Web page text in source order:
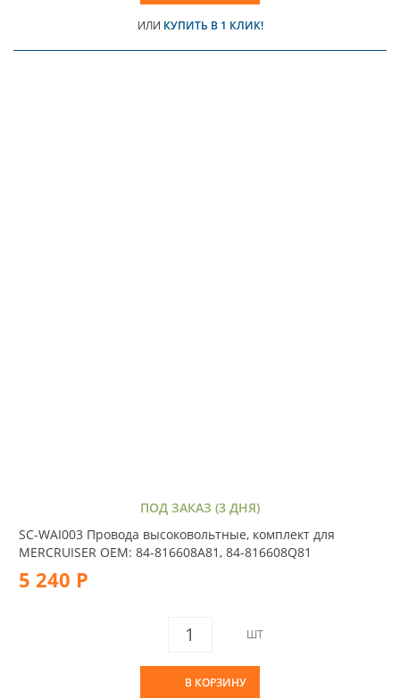
ИЛИ КУПИТЬ В 1 КЛИК!
ПОД ЗАКАЗ (3 ДНЯ)
SC-WAI003 Провода высоковольтные, комплект для
MERCRUISER OEM: 84-816608A81, 84-816608Q81
5 240 Р
ШТ
В КОРЗИНУ